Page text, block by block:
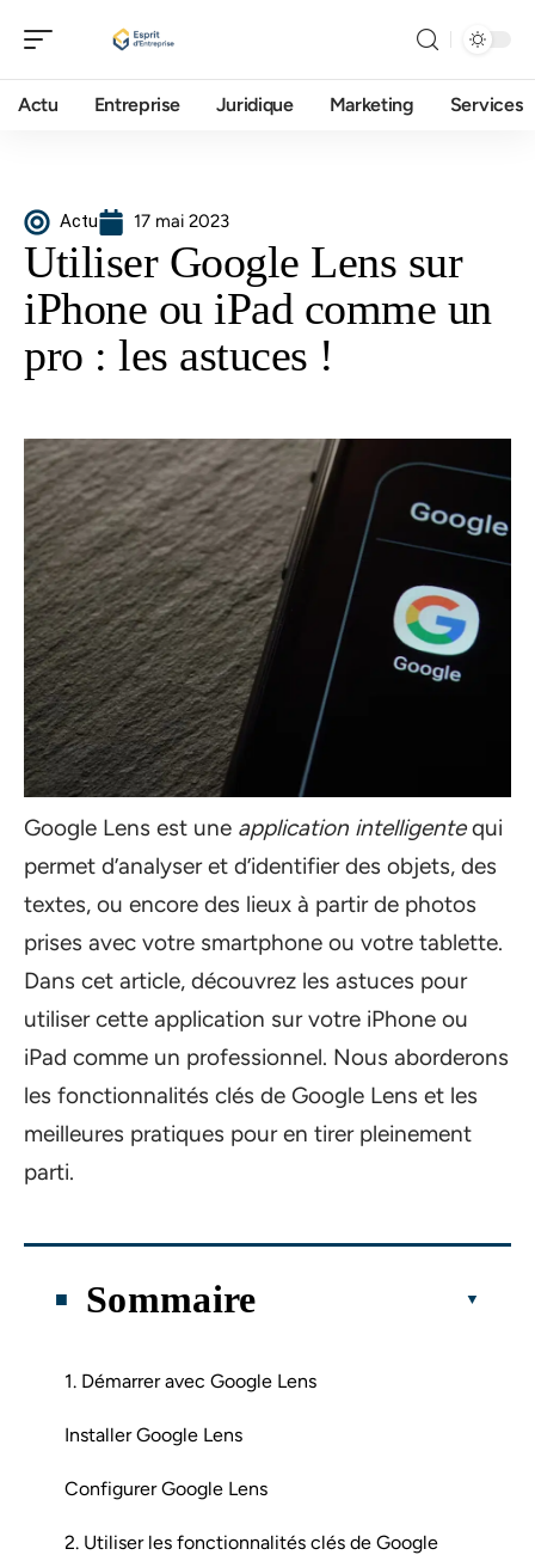
Actu Entreprise Juridique Marketing Services
Actu 17 mai 2023
Utiliser Google Lens sur
iPhone ou iPad comme un
pro : les astuces !
Google Lens est une application intelligentequi
permet d’analyser et d’identifier des objets, des
textes, ou encore des lieux à partir de photos
prises avec votre smartphone ou votre tablette.
Dans cet article, découvrez les astuces pour
utiliser cette application sur votre iPhone ou
iPad comme un professionnel. Nous aborderons
les fonctionnalités clés de Google Lens et les
meilleures pratiques pour en tirer pleinement
parti.
Sommaire
1. Démarrer avec Google Lens
Installer Google Lens
Configurer Google Lens
2. Utiliser les fonctionnalités clés de Google